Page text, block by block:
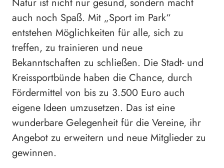
auch noch Spaß. Mit „Sport im Park“
entstehen Möglichkeiten für alle, sich zu
treffen, zu trainieren und neue
Bekanntschaften zu schließen. Die Stadt- und
Kreissportbünde haben die Chance, durch
Fördermittel von bis zu 3.500 Euro auch
eigene Ideen umzusetzen. Das ist eine
wunderbare Gelegenheit für die Vereine, ihr
Angebot zu erweitern und neue Mitglieder zu
gewinnen.